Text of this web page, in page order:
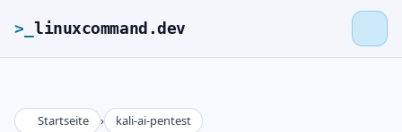
>_ linuxcommand.dev
>_linuxcommand.dev
Startseite › kali-ai-pentest